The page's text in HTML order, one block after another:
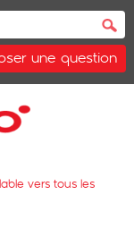
une question
vers tous les